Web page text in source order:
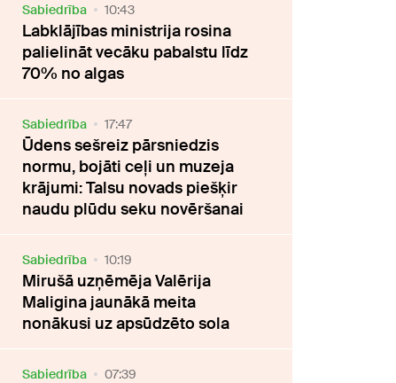
Sabiedrība 10:43
Labklājības ministrija rosina
palielināt vecāku pabalstu līdz
70% no algas
Sabiedrība 17:47
Ūdens sešreiz pārsniedzis
normu, bojāti ceļi un muzeja
krājumi: Talsu novads piešķir
naudu plūdu seku novēršanai
Sabiedrība 10:19
Mirušā uzņēmēja Valērija
Maligina jaunākā meita
nonākusi uz apsūdzēto sola
Sabiedrība 07:39